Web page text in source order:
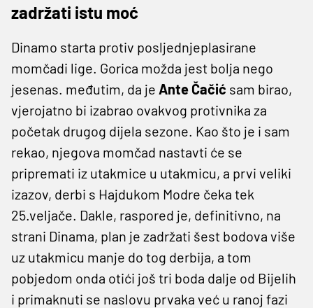
zadržati istu moć
Dinamo starta protiv posljednjeplasirane
momčadi lige. Gorica možda jest bolja nego
jesenas. međutim, da je Ante Čačić sam birao,
vjerojatno bi izabrao ovakvog protivnika za
početak drugog dijela sezone. Kao što je i sam
rekao, njegova momčad nastavti će se
pripremati iz utakmice u utakmicu, a prvi veliki
izazov, derbi s Hajdukom Modre čeka tek
25.veljače. Dakle, raspored je, definitivno, na
strani Dinama, plan je zadržati šest bodova više
uz utakmicu manje do tog derbija, a tom
pobjedom onda otići još tri boda dalje od Bijelih
i primaknuti se naslovu prvaka već u ranoj fazi